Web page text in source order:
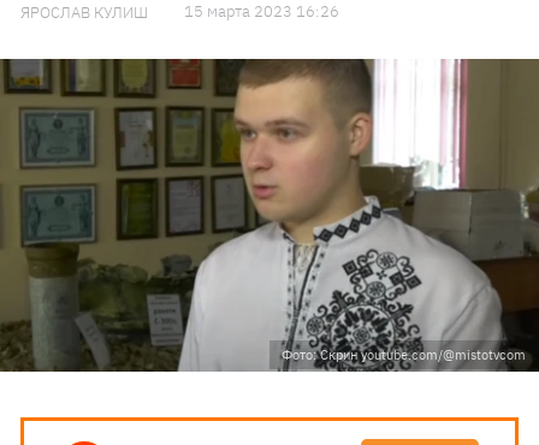
ЯРОСЛАВ КУЛИШ 15 марта 2023 16:26
Фото: Скрин youtube.com/@mistotvcom